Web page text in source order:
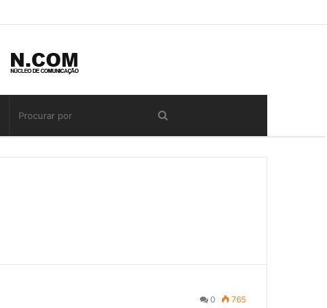
0 765